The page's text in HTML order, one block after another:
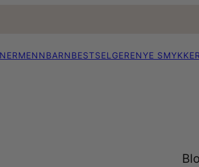
MENNBARNBESTSELGERENYE SMYKKER